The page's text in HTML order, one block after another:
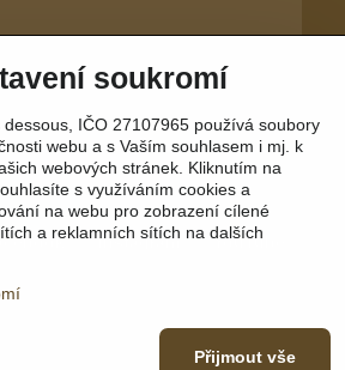
| Instagram | YouTube
soukromí
IČO 27107965 používá soubory
webu a s Vaším souhlasem i mj. k
webových stránek. Kliknutím na
s využíváním cookies a
na webu pro zobrazení cílené
a reklamních sítích na dalších
Přijmout vše